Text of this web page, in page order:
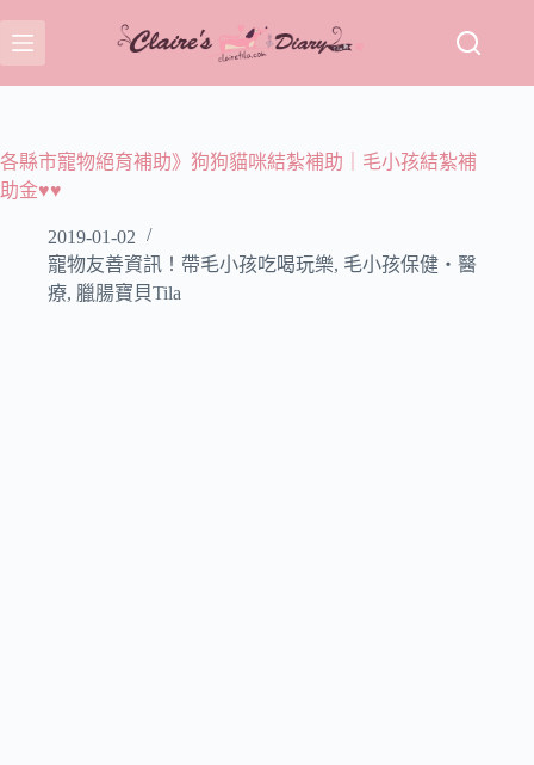
至
主
容
各縣市寵物絕育補助》狗狗貓咪結紮補助｜毛小孩結紮補
助金♥♥
2019-01-02
寵物友善資訊！帶毛小孩吃喝玩樂, 毛小孩保健‧醫
療, 臘腸寶貝Tila